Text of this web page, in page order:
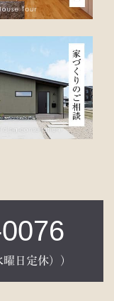
日定休））